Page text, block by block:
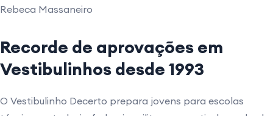
Rebeca Massaneiro
Recorde de aprovações em
Vestibulinhos desde 1993
O Vestibulinho Decerto prepara jovens para escolas